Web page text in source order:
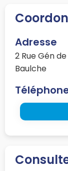
Adresse
2 Rue Gén
Baulche